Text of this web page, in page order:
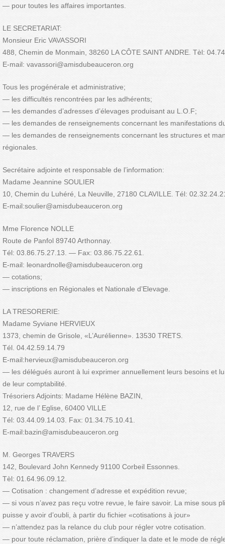
— pour toutes les affaires importantes.
LE SECRETARIAT:
Monsieur Eric VAVASSORI
488, Chemin de Monmain, 38260 LA CÔTE SAINT ANDRE. Tèl:
E-mail: vavassori@amisdubeauceron.org
Tous les progénérale et administrative;
— les difficultés rencontrées par les adhérents;
— les demandes d’adresses d’élevages produisant au L.O.F;
— les demandes de renseignements concernant les manifestations
— les demandes de renseignements concernant les structures et
régionales.
Secrétaire adjointe et responsable de l’information:
Madame Jeannine SOULIER
10, Chemin du Luhéré, La Neuville, 27180 CLAVILLE. Tél:
E-mail:soulier@amisdubeauceron.org
Mme Florence NOLLE
Route de Panfol 89740 Arthonnay.
Tél: 03.86.75.27.13. — Fax: 03.86.75.22.61.
E-mail: leonardnolle@amisdubeauceron.org
— cotations;
— inscriptions en Régionales et Nationale d’Elevage.
LA TRESORERIE:
Madame Syviane HERVIEUX
1373, chemin de Grisole, «L’Aurélienne». 13530 TRETS.
Tél. 04.42.59.14.79
E-mail:hervieux@amisdubeauceron.org
— les délégués auront à lui exprimer annuellement leurs besoins et
de leur comptabilité.
Trésoriers Adjoints: Madame Hélène BAZIN,
12, rue de l’ Eglise, 60400 VILLE
Tél: 03.44.09.14.03. Fax: 01.34.75.10.41.
E-mail:bazin@amisdubeauceron.org
M. Georges TRAVERS
142, Boulevard John Kennedy 91100 Corbeil Essonnes.
Tèl: 01.64.96.09.12.
— Cotisation : changement d’adresse et expédition revue;
— si vous n’avez pas reçu votre revue, le faire savoir. La mise sous
puisse y avoir d’oubli, à partir du fichier «cotisations à jour»
— n’attendez pas la relance du club pour régler votre cotisation.
— pour toute réclamation, prière d’indiquer la date et le mode de